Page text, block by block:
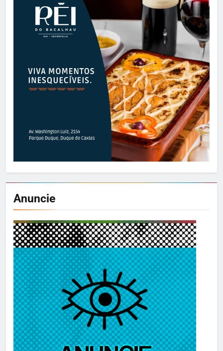
Anuncie